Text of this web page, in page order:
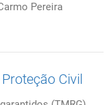
Pereira
Civil